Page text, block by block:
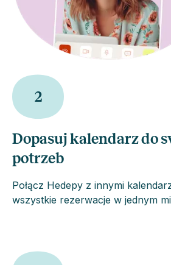
2
Dopasuj kalendarz do
potrzeb
Połącz Hedepy z innymi
wszystkie rezerwacje w jednym